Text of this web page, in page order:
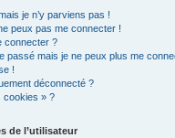
je n’y parviens pas !
peux pas me connecter !
connecter ?
passé mais je ne peux plus me
!
déconnecté ?
cookies » ?
de l’utilisateur